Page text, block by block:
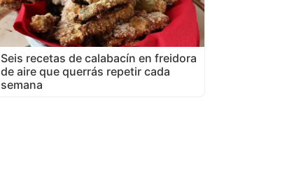
Seis recetas de calabacín en freidora
de aire que querrás repetir cada
semana